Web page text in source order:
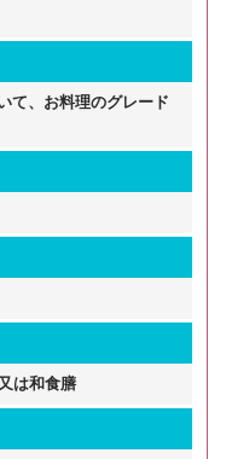
て、お料理のグレード
は和食膳